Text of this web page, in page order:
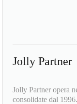
Jolly Partner
Jolly Partner opera
consolidate dal 1996.